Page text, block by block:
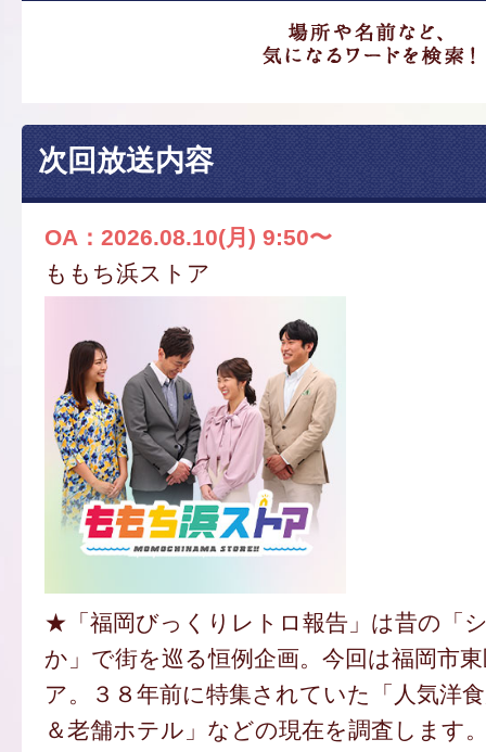
次回放送内容
OA：2026.08.10(月) 9:50〜
ももち浜ストア
★「福岡びっくりレトロ報告」は昔の「
か」で街を巡る恒例企画。今回は福岡市
ア。３８年前に特集されていた「人気洋
＆老舗ホテル」などの現在を調査します